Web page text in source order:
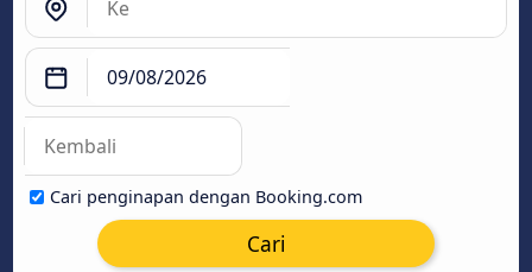
Cari penginapan dengan Booking.com
Cari